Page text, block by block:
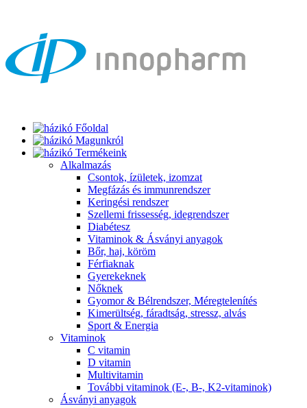
Főoldal
Magunkról
Termékeink
Alkalmazás
Csontok, ízületek, izomzat
Megfázás és immunrendszer
Keringési rendszer
Szellemi frissesség, idegrendszer
Diabétesz
Vitaminok & Ásványi anyagok
Bőr, haj, köröm
Férfiaknak
Gyerekeknek
Nőknek
Gyomor & Bélrendszer, Méregtelenítés
Kimerültség, fáradtság, stressz, alvás
Sport & Energia
Vitaminok
C vitamin
D vitamin
Multivitamin
További vitaminok (E-, B-, K2-vitaminok)
Ásványi anyagok